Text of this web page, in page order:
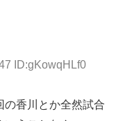
ID:gKowqHLf0
の香川とか全然試合